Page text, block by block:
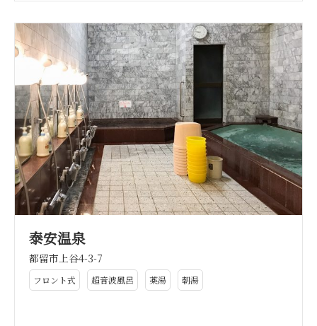
泰安温泉
都留市上谷4-3-7
フロント式 超音波風呂 薬湯 朝湯